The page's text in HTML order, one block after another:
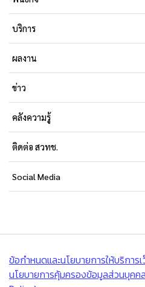
บริการ
ผลงาน
ข่าว
คลังความรู้
ติดต่อ สวทช.
Social Media
ข้อกำหนดและนโยบายการให้บริการ
นโยบายการคุ้มครองข้อมูลส่วนบุค